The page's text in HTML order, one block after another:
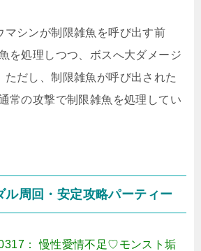
マシンが制限雑魚を呼び出す前
を処理しつつ、ボスへ大ダメージ
ただし、制限雑魚が呼び出された
常の攻撃で制限雑魚を処理してい
ル周回・安定攻略パーティー
： 慢性愛情不足♡モンスト垢